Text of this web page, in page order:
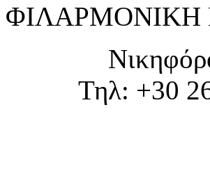
ΦΙΛΑΡΜΟΝΙΚΗ
Τηλ: +30